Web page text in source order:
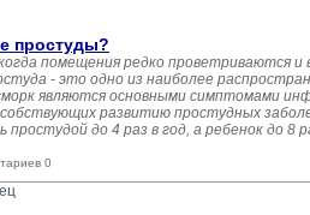
простуды?
помещения редко проветриваются
- это одно из наиболее
являются основными симптомами
развитию простудных
до 4 раз в год, а ребенок до
0